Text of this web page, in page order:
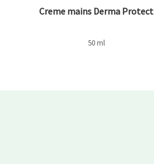
Creme mains Derma Protect
50 ml